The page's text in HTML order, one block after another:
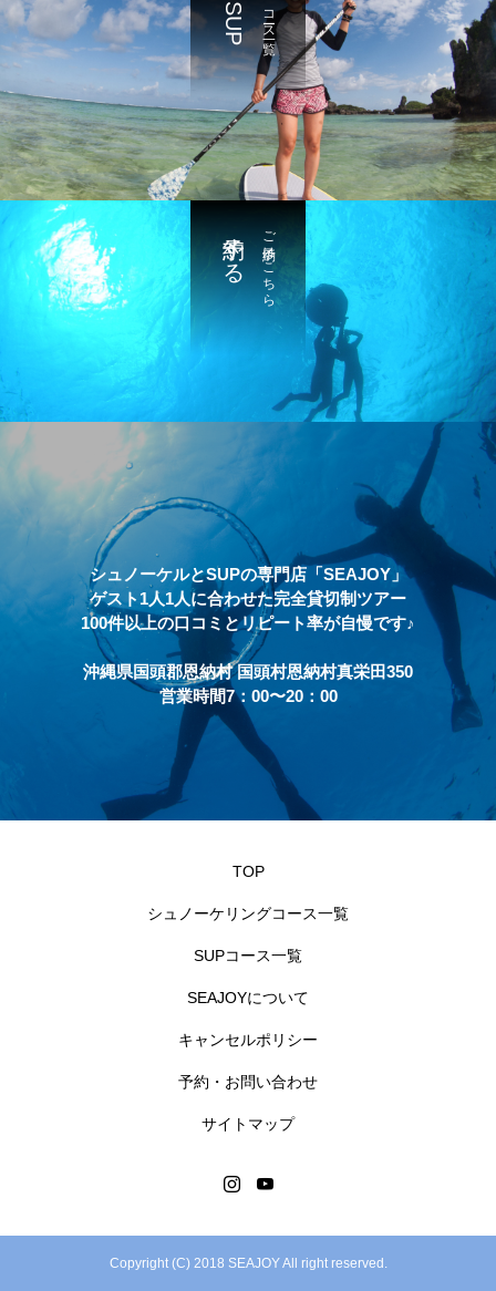
コース一覧
SUP
ご予約はこちら
予約する
シュノーケルとSUPの専門店「SEAJOY」
ゲスト1人1人に合わせた完全貸切制ツアー
100件以上の口コミとリピート率が自慢です♪
沖縄県国頭郡恩納村 国頭村恩納村真栄田350
営業時間7：00〜20：00
TOP
シュノーケリングコース一覧
SUPコース一覧
SEAJOYについて
キャンセルポリシー
予約・お問い合わせ
サイトマップ
Copyright (C) 2018 SEAJOY All right reserved.